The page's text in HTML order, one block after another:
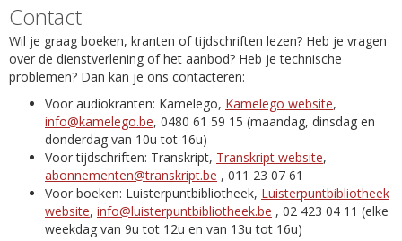
Contact
Wil je graag boeken, kranten of tijdschriften lezen? Heb je vragen
over de dienstverlening of het aanbod? Heb je technische
problemen? Dan kan je ons contacteren:
Voor audiokranten: Kamelego, Kamelego website,
info@kamelego.be, 0480 61 59 15 (maandag, dinsdag en
donderdag van 10u tot 16u)
Voor tijdschriften: Transkript, Transkript website,
abonnementen@transkript.be , 011 23 07 61
Voor boeken: Luisterpuntbibliotheek, Luisterpuntbibliotheek
website, info@luisterpuntbibliotheek.be , 02 423 04 11 (elke
weekdag van 9u tot 12u en van 13u tot 16u)